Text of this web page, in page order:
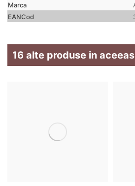
Marca
EANCod
16 alte produse in